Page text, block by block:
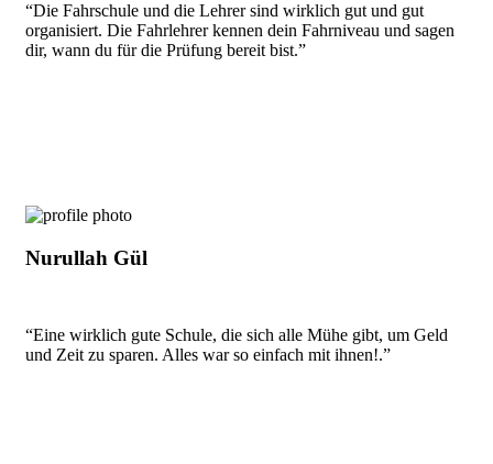
“Die Fahrschule und die Lehrer sind wirklich gut und gut
organisiert. Die Fahrlehrer kennen dein Fahrniveau und sagen
dir, wann du für die Prüfung bereit bist.”
Nurullah Gül
“Eine wirklich gute Schule, die sich alle Mühe gibt, um Geld
und Zeit zu sparen. Alles war so einfach mit ihnen!.”